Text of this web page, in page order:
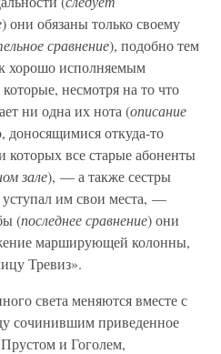
) они обязаны только своему
сравнение), подобно тем
хорошо исполняемым
несмотря на то что
ни одна их нота (описание
доносящимися откуда-то
которых все старые абоненты
зале), — а также сестры
им свои места, —
(последнее сравнение) они
марширующей колонны,
Тревиз».
света меняются вместе с
сочинившим приведенное
и Гоголем,